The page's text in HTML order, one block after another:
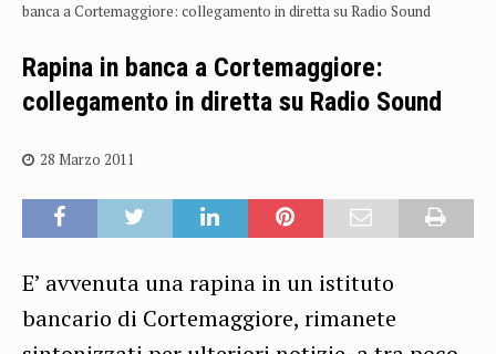
banca a Cortemaggiore: collegamento in diretta su Radio Sound
Rapina in banca a Cortemaggiore:
collegamento in diretta su Radio Sound
28 Marzo 2011
E’ avvenuta una rapina in un istituto
bancario di Cortemaggiore, rimanete